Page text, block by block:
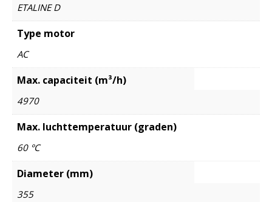
ETALINE D
Type motor
AC
Max. capaciteit (m³/h)
4970
Max. luchttemperatuur (graden)
60 °C
Diameter (mm)
355